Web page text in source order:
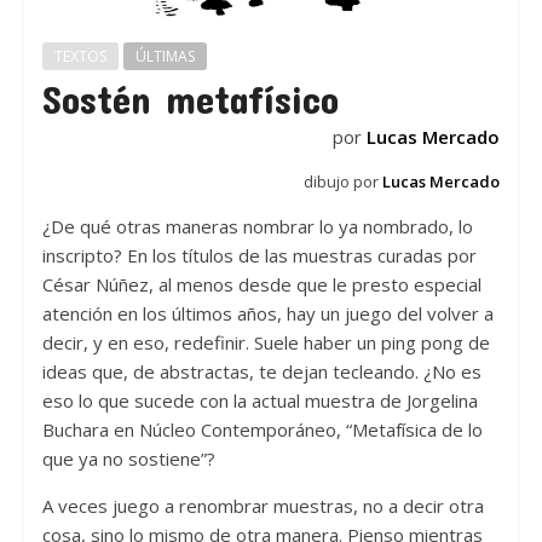
TEXTOS ÚLTIMAS
Sostén metafísico
por Lucas Mercado
dibujo por Lucas Mercado
¿De qué otras maneras nombrar lo ya nombrado, lo
inscripto? En los títulos de las muestras curadas por
César Núñez, al menos desde que le presto especial
atención en los últimos años, hay un juego del volver a
decir, y en eso, redefinir. Suele haber un ping pong de
ideas que, de abstractas, te dejan tecleando. ¿No es
eso lo que sucede con la actual muestra de Jorgelina
Buchara en Núcleo Contemporáneo, “Metafísica de lo
que ya no sostiene”?
A veces juego a renombrar muestras, no a decir otra
cosa, sino lo mismo de otra manera. Pienso mientras